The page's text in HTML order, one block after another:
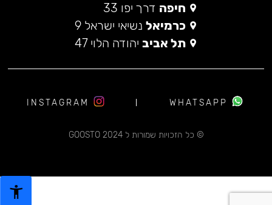
חיפה דרך יפו 33
כרמיאל נשיאי ישראל 9
תל אביב יהודה הלוי 47
© כל הזכויות שמורות ל 2024 GOOSTO
WHATSAPP
INSTAGRAM